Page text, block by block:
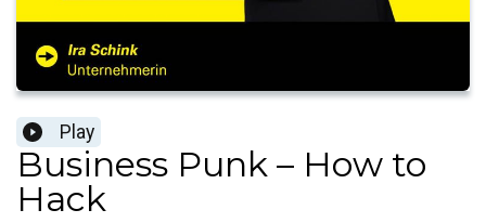
Play
Business Punk – How to
Hack